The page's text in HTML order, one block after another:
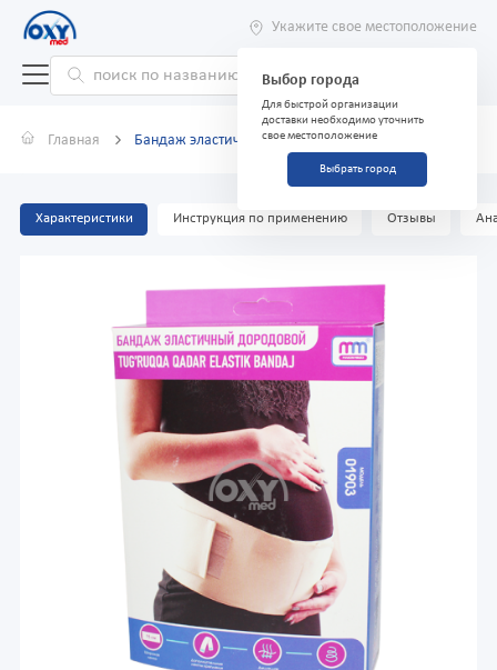
Укажите свое местоположение
Выбор города
Для быстрой организации
доставки необходимо уточнить
свое местоположение
Выбрать город
Главная Бандаж эластичный дородовой размер №1
Характеристики Инструкция по применению Отзывы